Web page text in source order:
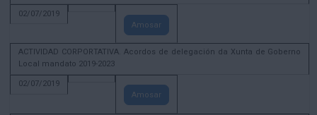
02/07/2019
Amosar
ACTIVIDAD CORPORTATIVA. Acordos de delegación da Xunta de Goberno
Local mandato 2019-2023
02/07/2019
Amosar